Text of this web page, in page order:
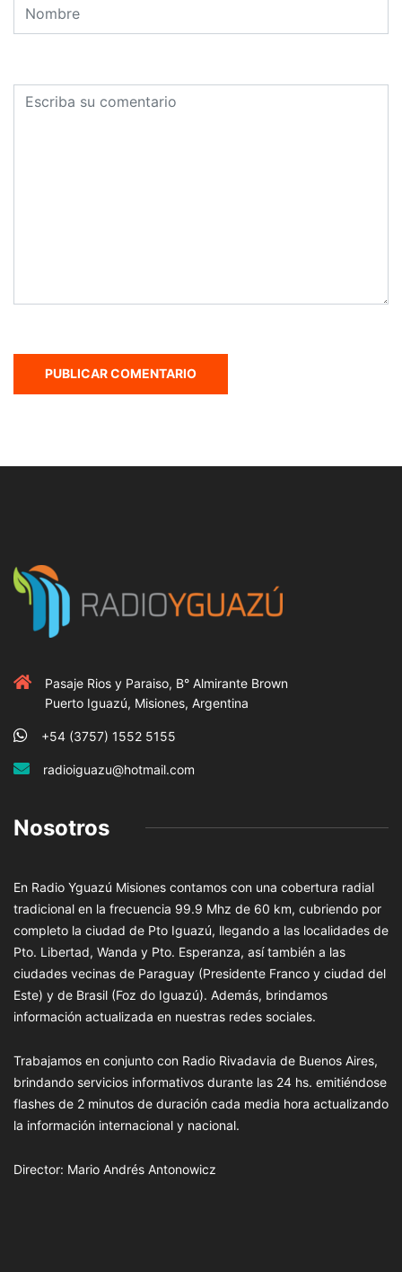
Pasaje Rios y Paraiso, B° Almirante Brown
Puerto Iguazú, Misiones, Argentina
+54 (3757) 1552 5155
radioiguazu@hotmail.com
Nosotros
En Radio Yguazú Misiones contamos con una cobertura radial
tradicional en la frecuencia 99.9 Mhz de 60 km, cubriendo por
completo la ciudad de Pto Iguazú, llegando a las localidades de
Pto. Libertad, Wanda y Pto. Esperanza, así también a las
ciudades vecinas de Paraguay (Presidente Franco y ciudad del
Este) y de Brasil (Foz do Iguazú). Además, brindamos
información actualizada en nuestras redes sociales.
Trabajamos en conjunto con Radio Rivadavia de Buenos Aires,
brindando servicios informativos durante las 24 hs. emitiéndose
flashes de 2 minutos de duración cada media hora actualizando
la información internacional y nacional.
Director: Mario Andrés Antonowicz